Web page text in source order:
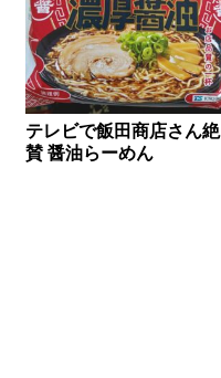
テレビで飯田商店さん絶
賛 醤油らーめん